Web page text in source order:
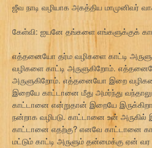
ஜீவ நாடி வழியாக அகத்திய மாமுனிவர்
கேள்வி: ஐயனே தங்களை எங்களுக்குக்
எத்தனையோ தர்ம வழிகளை காட்டி
வழிகளை காட்டி அருளுகிறோம்.
அருளுகிறோம். எத்தனையோ இறை
இறையே காட்டானை மீது அமர்ந்து
காட்டானை என்றுதான் இறையே
நன்றாக வழிபடு. காட்டானை உன் அருகில்
காட்டானை எதற்கு? எனவே காட்டானை
மட்டும் காட்டி அருளும் தன்மைக்கு ஏன்